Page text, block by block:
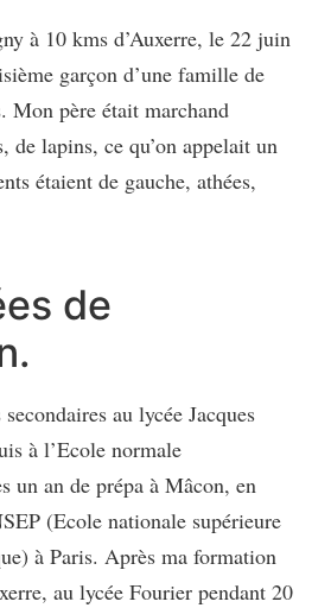
à 10 kms d’Auxerre, le 22 juin
garçon d’une famille de
Mon père était marchand
de lapins, ce qu’on appelait un
étaient de gauche, athées,
de
au lycée Jacques
à l’Ecole normale
un an de prépa à Mâcon, en
(Ecole nationale supérieure
à Paris. Après ma formation
au lycée Fourier pendant 20